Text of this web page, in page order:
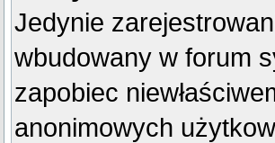
Jedynie
wbudowany w forum
zapobiec
anonimowych